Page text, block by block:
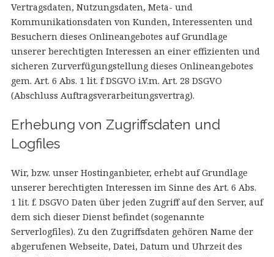
Vertragsdaten, Nutzungsdaten, Meta- und
Kommunikationsdaten von Kunden, Interessenten und
Besuchern dieses Onlineangebotes auf Grundlage
unserer berechtigten Interessen an einer effizienten und
sicheren Zurverfügungstellung dieses Onlineangebotes
gem. Art. 6 Abs. 1 lit. f DSGVO i.V.m. Art. 28 DSGVO
(Abschluss Auftragsverarbeitungsvertrag).
Erhebung von Zugriffsdaten und
Logfiles
Wir, bzw. unser Hostinganbieter, erhebt auf Grundlage
unserer berechtigten Interessen im Sinne des Art. 6 Abs.
1 lit. f. DSGVO Daten über jeden Zugriff auf den Server, auf
dem sich dieser Dienst befindet (sogenannte
Serverlogfiles). Zu den Zugriffsdaten gehören Name der
abgerufenen Webseite, Datei, Datum und Uhrzeit des